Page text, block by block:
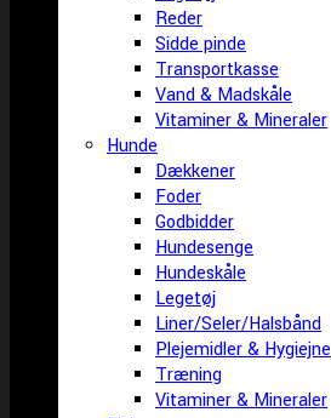
Reder
Sidde pinde
Transportkasse
Vand & Madskåle
Vitaminer & Mineraler
Hunde
Dækkener
Foder
Godbidder
Hundesenge
Hundeskåle
Legetøj
Liner/Seler/Halsbånd
Plejemidler & Hygiejne
Træning
Vitaminer & Mineraler